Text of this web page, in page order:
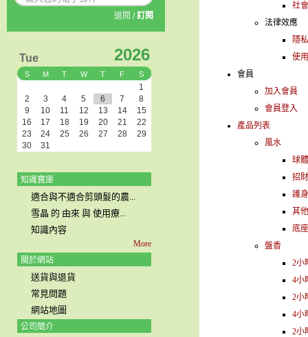
退閱 /訂閱
Tue 2026
S M T W T F S
1
2
3 4 5 6 7
8
9
10 11 12 13 14
15
16
17 18 19 20 21
22
23
24 25 26 27 28
29
30
31
知識寶庫
適合與不適合剪頭髮的農...
雪晶 的 由來 與 使用療...
知識內容
More
關於網站
送貨與退貨
常見問題
網站地圖
公司簡介
社
法律效應
隱
使
會員
加入會員
會員登入
產品列表
風水
球體
招財
護
其他
底座
盤香
2小
4小
2小
4小
2小